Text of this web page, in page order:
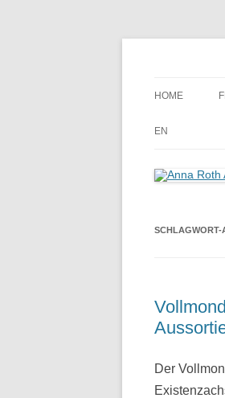
HOME
EN
SCHLAGWORT-
Der